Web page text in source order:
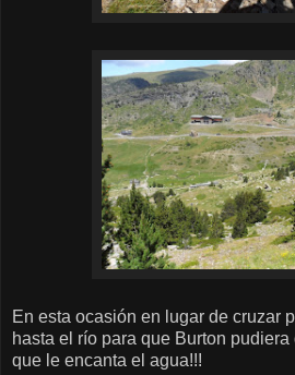
En esta ocasión en lugar de cruzar
hasta el río para que Burton
que le encanta el agua!!!